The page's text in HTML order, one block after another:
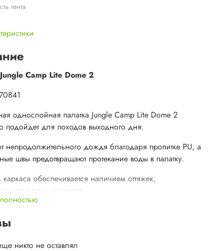
тента
Camp Lite Dome 2
однослойная палатка Jungle Camp Lite Dome 2
подойдет для походов выходного дня.
непродолжительного дождя благодаря пропитке PU, а
швы предотвращают протекание воды в палатку.
каркаса обеспечивается наличием оттяжек,
при сильном ветре.
конденсату на стенках палатки, позволяя выводить
никто не оставлял